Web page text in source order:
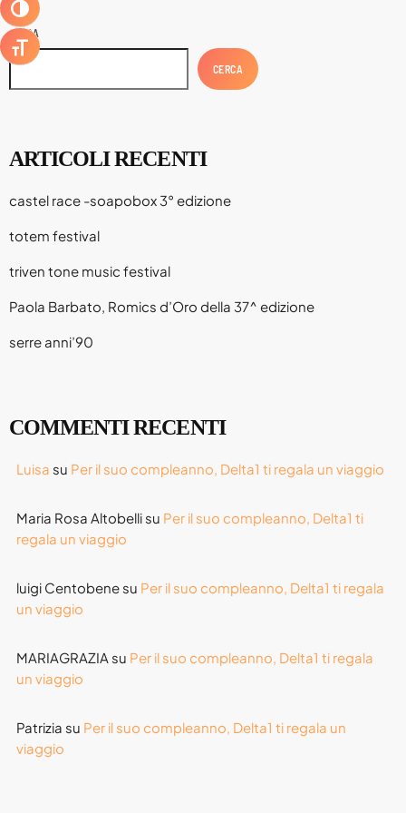
ATTIVA/DISATTIVA ALTO CONTRASTO
ATTIVA/DISATTIVA DIMENSIONE TESTO
Agosto 2026
Luglio 2026
Maggio 2026
Marzo 2026
Febbraio 2026
Gennaio 2026
Dicembre 2025
Novembre 2025
Ottobre 2025
Maggio 2025
Aprile 2025
Marzo 2025
Novembre 2024
Agosto 2024
CERCA
CERCA
ARTICOLI RECENTI
castel race -soapobox 3° edizione
totem festival
triven tone music festival
Paola Barbato, Romics d’Oro della 37^ edizione
serre anni’90
COMMENTI RECENTI
Luisa su Per il suo compleanno, Delta1 ti regala un viaggio
Maria Rosa Altobellisu Per il suo compleanno, Delta1 ti
regala un viaggio
luigi Centobenesu Per il suo compleanno, Delta1 ti regala
un viaggio
MARIAGRAZIA su Per il suo compleanno, Delta1 ti regala
un viaggio
Patrizia su Per il suo compleanno, Delta1 ti regala un
viaggio